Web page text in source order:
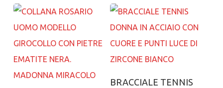
Aggiungi al carrello
BRACCIALE TENNIS